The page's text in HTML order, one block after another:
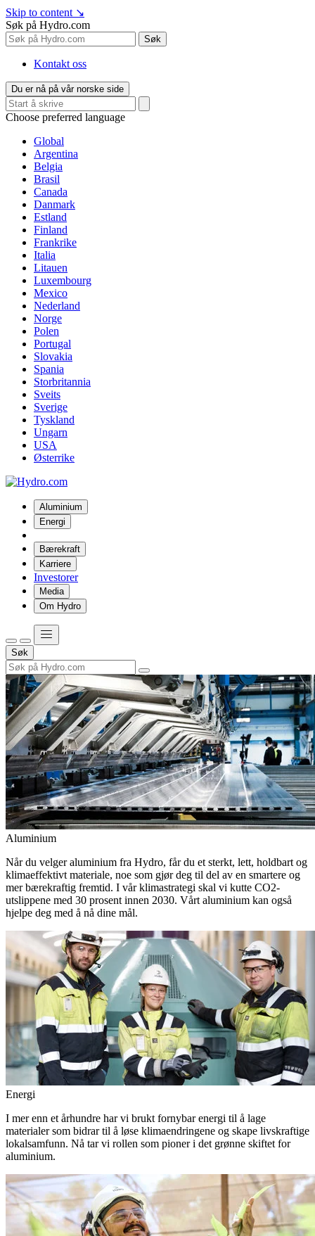
Skip to content ↘
Søk på Hydro.com
Søk
Kontakt oss
Du er nå på vår norske side
Choose preferred language
Global
Argentina
Belgia
Brasil
Canada
Danmark
Estland
Finland
Frankrike
Italia
Litauen
Luxembourg
Mexico
Nederland
Norge
Polen
Portugal
Slovakia
Spania
Storbritannia
Sveits
Sverige
Tyskland
Ungarn
USA
Østerrike
Aluminium
Energi
Bærekraft
Karriere
Investorer
Media
Om Hydro
Søk
Aluminium
Når du velger aluminium fra Hydro, får du et sterkt, lett, holdbart og
klimaeffektivt materiale, noe som gjør deg til del av en smartere og
mer bærekraftig fremtid. I vår klimastrategi skal vi kutte CO2-
utslippene med 30 prosent innen 2030. Vårt aluminium kan også
hjelpe deg med å nå dine mål.
Energi
I mer enn et århundre har vi brukt fornybar energi til å lage
materialer som bidrar til å løse klimaendringene og skape livskraftige
lokalsamfunn. Nå tar vi rollen som pioner i det grønne skiftet for
aluminium.